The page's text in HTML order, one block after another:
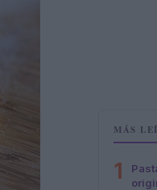
MÁS
1